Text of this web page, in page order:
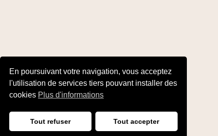
En poursuivant votre navigation, vous acceptez
l'utilisation de services tiers pouvant installer des
cookies Plus d'informations
Tout refuser Tout accepter